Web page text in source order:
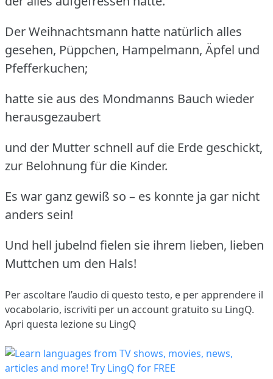
Der Weihnachtsmann hatte natürlich alles
gesehen, Püppchen, Hampelmann, Äpfel und
Pfefferkuchen;
hatte sie aus des Mondmanns Bauch wieder
herausgezaubert
und der Mutter schnell auf die Erde geschickt,
zur Belohnung für die Kinder.
Es war ganz gewiß so – es konnte ja gar nicht
anders sein!
Und hell jubelnd fielen sie ihrem lieben, lieben
Muttchen um den Hals!
Per ascoltare l’audio di questo testo, e per apprendere il
vocabolario, iscriviti per un account gratuito su LingQ.
Apri questa lezione su LingQ